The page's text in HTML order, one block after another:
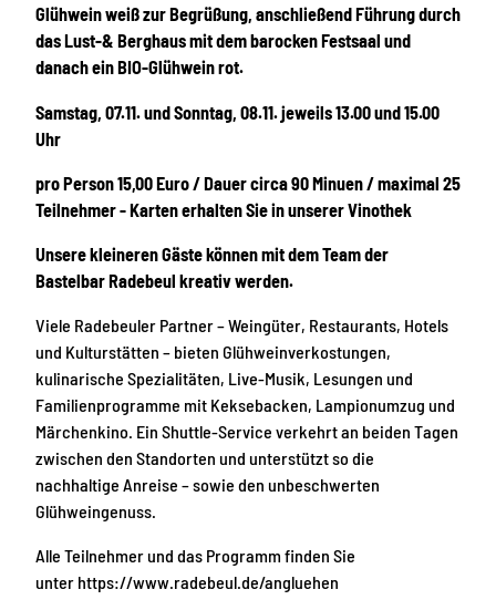
Glühwein weiß zur Begrüßung, anschließend Führung durch
das Lust-& Berghaus mit dem barocken Festsaal und
danach ein BIO-Glühwein rot.
Samstag, 07.11. und Sonntag, 08.11. jeweils 13.00 und 15.00
Uhr
pro Person 15,00 Euro / Dauer circa 90 Minuen / maximal 25
Teilnehmer - Karten erhalten Sie in unserer Vinothek
Unsere kleineren Gäste können mit dem Team der
Bastelbar Radebeul kreativ werden.
Viele Radebeuler Partner – Weingüter, Restaurants, Hotels
und Kulturstätten – bieten Glühweinverkostungen,
kulinarische Spezialitäten, Live-Musik, Lesungen und
Familienprogramme mit Keksebacken, Lampionumzug und
Märchenkino. Ein Shuttle-Service verkehrt an beiden Tagen
zwischen den Standorten und unterstützt so die
nachhaltige Anreise – sowie den unbeschwerten
Glühweingenuss.
Alle Teilnehmer und das Programm finden Sie
unter https://www.radebeul.de/angluehen